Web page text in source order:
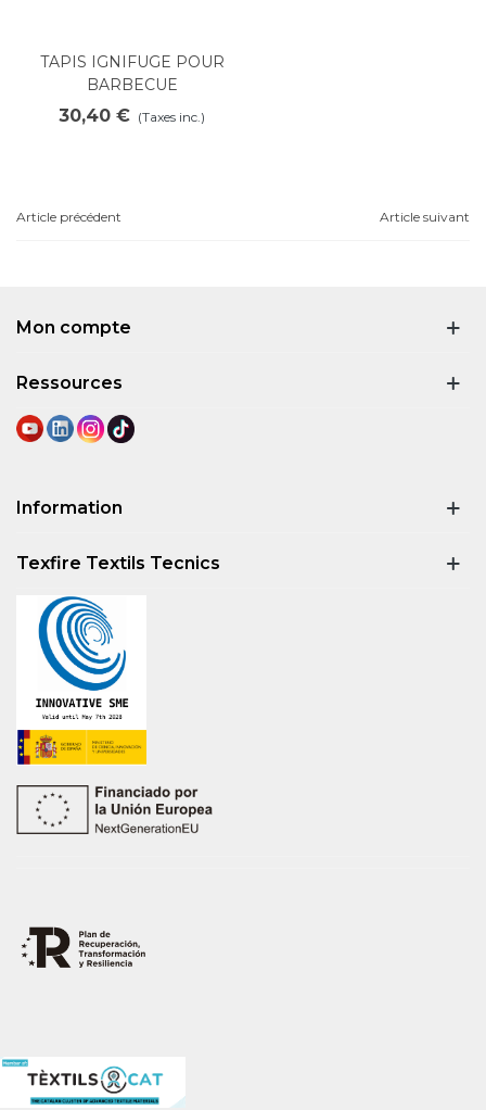
TAPIS IGNIFUGE POUR
BARBECUE
30,40 € (Taxes inc.)
Article précédent Article suivant
Mon compte
Ressources
Information
Texfire Textils Tecnics